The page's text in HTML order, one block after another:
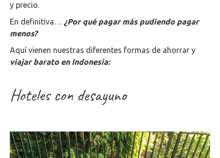
y precio.
En definitiva… ¿Por qué pagar más pudiendo pagar
menos?
Aquí vienen nuestras diferentes formas de ahorrar y
viajar barato en Indonesia:
Hoteles con desayuno